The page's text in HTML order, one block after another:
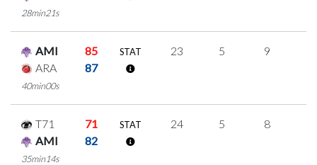
28min21s
AMI
85
ARA
87
40min00s
STAT 23 5 9
T71
71
AMI
82
35min14s
STAT 24 5 8